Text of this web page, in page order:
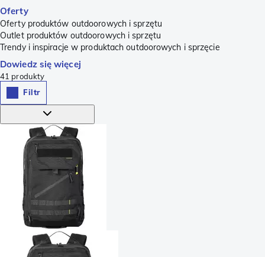
Oferty
Oferty produktów outdoorowych i sprzętu
Outlet produktów outdoorowych i sprzętu
Trendy i inspiracje w produktach outdoorowych i sprzęcie
Dowiedz się więcej
41 produkty
Filtr